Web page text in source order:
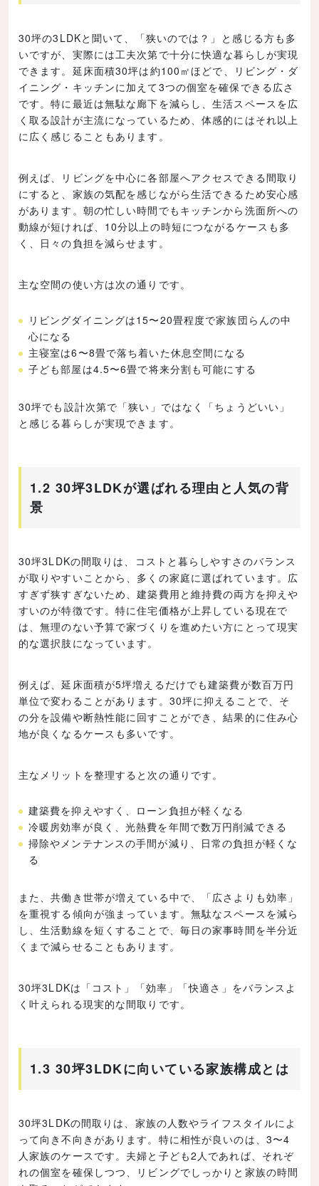
30坪の3LDKと聞いて、「狭いのでは？」と感じる方も多
いですが、実際には工夫次第で十分に快適な暮らしが実現
できます。延床面積30坪は約100㎡ほどで、リビング・ダ
イニング・キッチンに加えて3つの個室を確保できる広さ
です。特に最近は無駄な廊下を減らし、生活スペースを広
く取る設計が主流になっているため、体感的にはそれ以上
に広く感じることもあります。
例えば、リビングを中心に各部屋へアクセスできる間取り
にすると、家族の気配を感じながら生活できるため安心感
があります。朝の忙しい時間でもキッチンから洗面所への
動線が短ければ、10分以上の時短につながるケースも多
く、日々の負担を減らせます。
主な空間の使い方は次の通りです。
リビングダイニングは15〜20畳程度で家族団らんの中
心になる
主寝室は6〜8畳で落ち着いた休息空間になる
子ども部屋は4.5〜6畳で将来分割も可能にする
30坪でも設計次第で「狭い」ではなく「ちょうどいい」
と感じる暮らしが実現できます。
1.2 30坪3LDKが選ばれる理由と人気の背
景
30坪3LDKの間取りは、コストと暮らしやすさのバランス
が取りやすいことから、多くの家庭に選ばれています。広
すぎず狭すぎないため、建築費用と維持費の両方を抑えや
すいのが特徴です。特に住宅価格が上昇している現在で
は、無理のない予算で家づくりを進めたい方にとって現実
的な選択肢になっています。
例えば、延床面積が5坪増えるだけでも建築費が数百万円
単位で変わることがあります。30坪に抑えることで、そ
の分を設備や断熱性能に回すことができ、結果的に住み心
地が良くなるケースも多いです。
主なメリットを整理すると次の通りです。
建築費を抑えやすく、ローン負担が軽くなる
冷暖房効率が良く、光熱費を年間で数万円削減できる
掃除やメンテナンスの手間が減り、日常の負担が軽くな
る
また、共働き世帯が増えている中で、「広さよりも効率」
を重視する傾向が強まっています。無駄なスペースを減ら
し、生活動線を短くすることで、毎日の家事時間を半分近
くまで減らせることもあります。
30坪3LDKは「コスト」「効率」「快適さ」をバランスよ
く叶えられる現実的な間取りです。
1.3 30坪3LDKに向いている家族構成とは
30坪3LDKの間取りは、家族の人数やライフスタイルによ
って向き不向きがあります。特に相性が良いのは、3〜4
人家族のケースです。夫婦と子ども2人であれば、それぞ
れの個室を確保しつつ、リビングでしっかりと家族の時間